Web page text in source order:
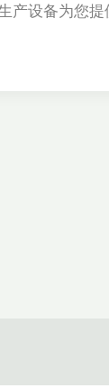
设备为您